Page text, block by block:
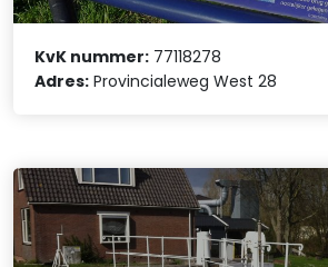
KvK nummer: 77118278
Adres: Provincialeweg West 28